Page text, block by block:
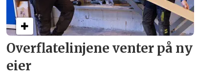
Overflate­linjene venter på ny
eier